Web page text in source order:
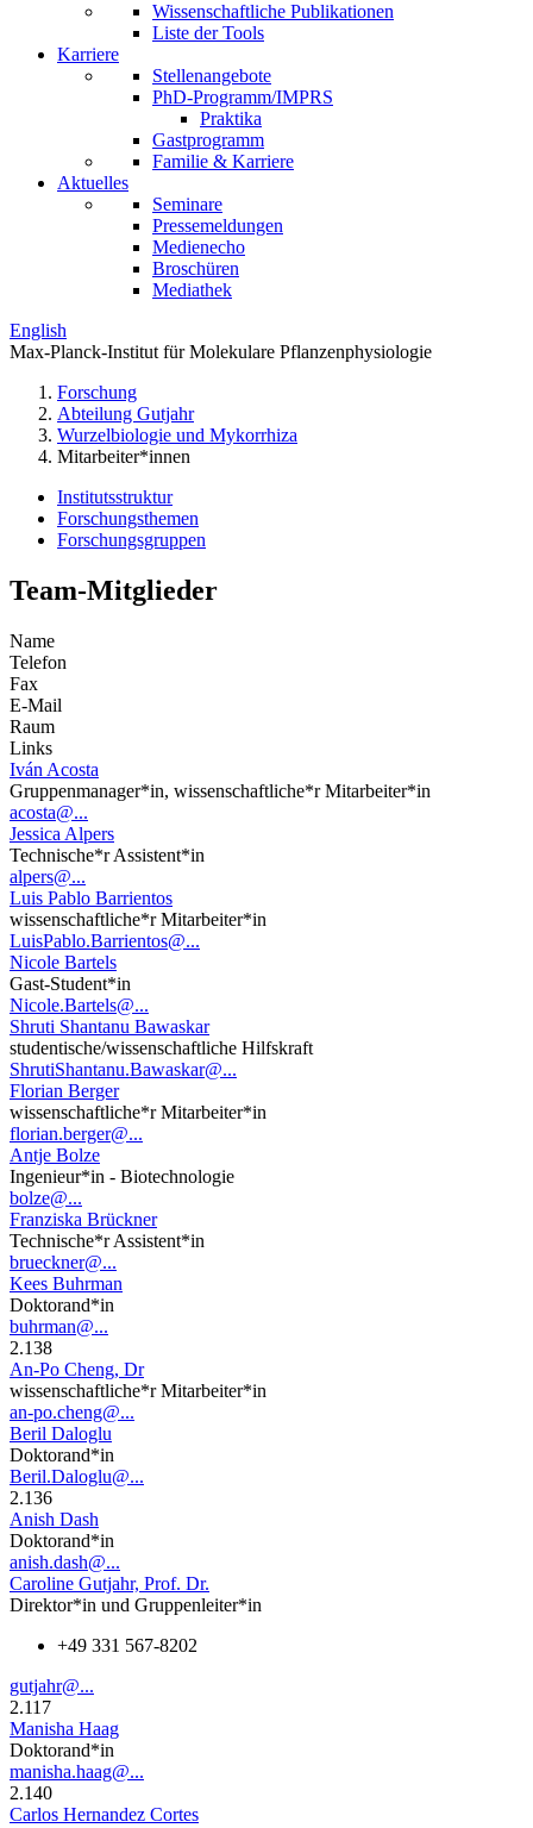
Wissenschaftliche Publikationen
Liste der Tools
Karriere
Stellenangebote
PhD-Programm/IMPRS
Praktika
Gastprogramm
Familie & Karriere
Aktuelles
Seminare
Pressemeldungen
Medienecho
Broschüren
Mediathek
English
Max-Planck-Institut für Molekulare Pflanzenphysiologie
Forschung
Abteilung Gutjahr
Wurzelbiologie und Mykorrhiza
Mitarbeiter*innen
Institutsstruktur
Forschungsthemen
Forschungsgruppen
Team-Mitglieder
Name
Telefon
Fax
E-Mail
Raum
Links
Iván Acosta
Gruppenmanager*in, wissenschaftliche*r Mitarbeiter*in
acosta@...
Jessica Alpers
Technische*r Assistent*in
alpers@...
Luis Pablo Barrientos
wissenschaftliche*r Mitarbeiter*in
LuisPablo.Barrientos@...
Nicole Bartels
Gast-Student*in
Nicole.Bartels@...
Shruti Shantanu Bawaskar
studentische/wissenschaftliche Hilfskraft
ShrutiShantanu.Bawaskar@...
Florian Berger
wissenschaftliche*r Mitarbeiter*in
florian.berger@...
Antje Bolze
Ingenieur*in - Biotechnologie
bolze@...
Franziska Brückner
Technische*r Assistent*in
brueckner@...
Kees Buhrman
Doktorand*in
buhrman@...
2.138
An-Po Cheng, Dr
wissenschaftliche*r Mitarbeiter*in
an-po.cheng@...
Beril Daloglu
Doktorand*in
Beril.Daloglu@...
2.136
Anish Dash
Doktorand*in
anish.dash@...
Caroline Gutjahr, Prof. Dr.
Direktor*in und Gruppenleiter*in
+49 331 567-8202
gutjahr@...
2.117
Manisha Haag
Doktorand*in
manisha.haag@...
2.140
Carlos Hernandez Cortes